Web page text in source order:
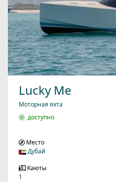
Lucky Me
Моторная яхта
доступно
Место
Дубай
Каюты
1